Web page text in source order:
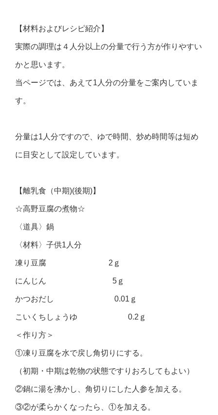
【材料およびレシピ紹介】
実際の調理は４人分以上の分量で行う方が作りやすい
かと思います。
当ページでは、あえて1人分の分量をご案内していま
す。
分量は1人分ですので、ゆで時間、炒め時間等は短め
に目安として設定しています。
【離乳食（中期)(後期)】
☆高野豆腐の煮物☆
〈道具〉鍋
〈材料〉子供1人分
凍り豆腐 2ｇ
にんじん 5ｇ
かつおだし 0.01ｇ
こいくちしょうゆ 0.2ｇ
＜作り方＞
①凍り豆腐を水で戻し角切りにする。
（初期・中期は乾物の状態ですりおろしてもよい）
②鍋に湯を沸かし、角切りにした人参を加える。
③②が柔らかくなったら、①を加える。